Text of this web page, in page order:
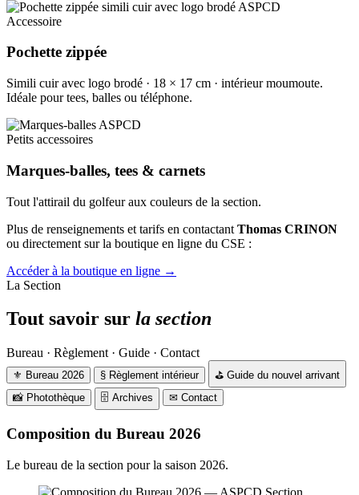
Accessoire
Pochette zippée
Simili cuir avec logo brodé · 18 × 17 cm · intérieur moumoute.
Idéale pour tees, balles ou téléphone.
Petits accessoires
Marques-balles, tees & carnets
Tout l'attirail du golfeur aux couleurs de la section.
Plus de renseignements et tarifs en contactant Thomas CRINON
ou directement sur la boutique en ligne du CSE :
Accéder à la boutique en ligne →
La Section
Tout savoir sur la section
Bureau · Règlement · Guide · Contact
⚜ Bureau 2026 § Règlement intérieur ⛳ Guide du nouvel arrivant
📸 Photothèque 🗄 Archives ✉ Contact
Composition du Bureau 2026
Le bureau de la section pour la saison 2026.